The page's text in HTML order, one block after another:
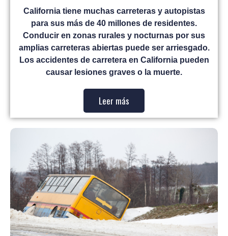
California tiene muchas carreteras y autopistas
para sus más de 40 millones de residentes.
Conducir en zonas rurales y nocturnas por sus
amplias carreteras abiertas puede ser arriesgado.
Los accidentes de carretera en California pueden
causar lesiones graves o la muerte.
Leer más